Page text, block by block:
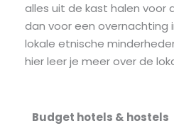
alles uit de kast halen voor
dan voor een overnachting
lokale etnische
hier leer je meer over de
Budget hotels & hostels